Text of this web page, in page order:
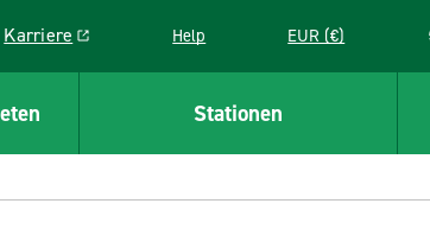
Karriere
Link opens in a new window
Help EUR (€)
Stationen